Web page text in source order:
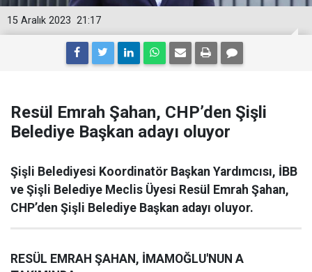
21:17
15 Aralık 2023
Resül Emrah Şahan, CHP’den Şişli
Belediye Başkan adayı oluyor
Şişli Belediyesi Koordinatör Başkan Yardımcısı, İBB
ve Şişli Belediye Meclis Üyesi Resül Emrah Şahan,
CHP’den Şişli Belediye Başkan adayı oluyor.
RESÜL EMRAH ŞAHAN, İMAMOĞLU'NUN A